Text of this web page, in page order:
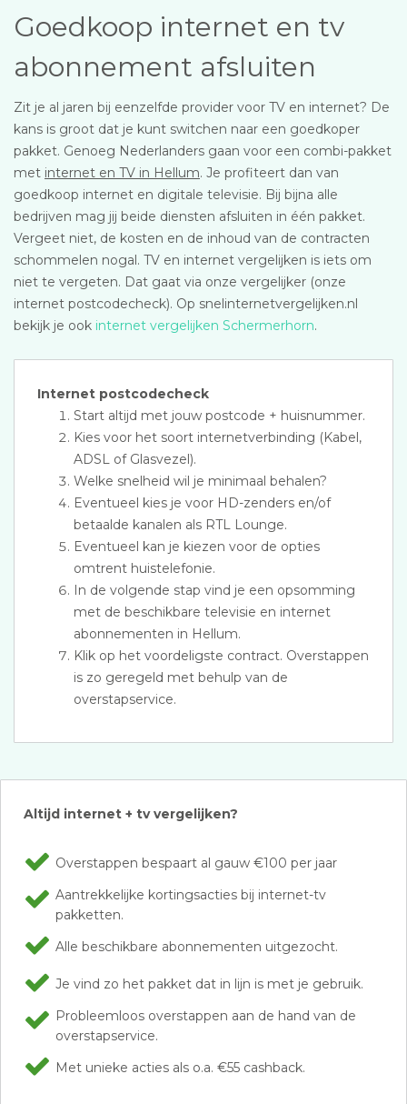
Goedkoop internet en tv
abonnement afsluiten
Zit je al jaren bij eenzelfde provider voor TV en internet? De
kans is groot dat je kunt switchen naar een goedkoper
pakket. Genoeg Nederlanders gaan voor een combi-pakket
met internet en TV in Hellum. Je profiteert dan van
goedkoop internet en digitale televisie. Bij bijna alle
bedrijven mag jij beide diensten afsluiten in één pakket.
Vergeet niet, de kosten en de inhoud van de contracten
schommelen nogal. TV en internet vergelijken is iets om
niet te vergeten. Dat gaat via onze vergelijker (onze
internet postcodecheck). Op snelinternetvergelijken.nl
bekijk je ook internet vergelijken Schermerhorn.
Internet postcodecheck
Start altijd met jouw postcode + huisnummer.
Kies voor het soort internetverbinding (Kabel,
ADSL of Glasvezel).
Welke snelheid wil je minimaal behalen?
Eventueel kies je voor HD-zenders en/of
betaalde kanalen als RTL Lounge.
Eventueel kan je kiezen voor de opties
omtrent huistelefonie.
In de volgende stap vind je een opsomming
met de beschikbare televisie en internet
abonnementen in Hellum.
Klik op het voordeligste contract. Overstappen
is zo geregeld met behulp van de
overstapservice.
Altijd internet + tv vergelijken?
Overstappen bespaart al gauw €100 per jaar
Aantrekkelijke kortingsacties bij internet-tv
pakketten.
Alle beschikbare abonnementen uitgezocht.
Je vind zo het pakket dat in lijn is met je gebruik.
Probleemloos overstappen aan de hand van de
overstapservice.
Met unieke acties als o.a. €55 cashback.